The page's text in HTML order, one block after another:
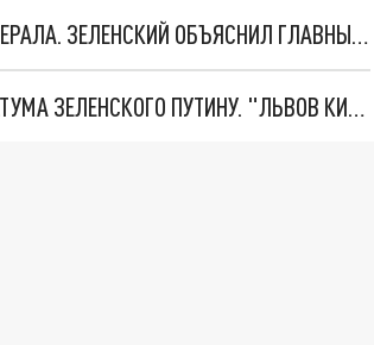
"МЫ ВАС ЗАСТАВИМ": ЖУТКИЕ ДЕТАЛИ ОХОТЫ НА ГЕНЕРАЛА. ЗЕЛЕНСКИЙ ОБЪЯСНИЛ ГЛАВНЫЙ СМЫСЛ ТЕРАКТА В ЦЕНТРЕ МОСКВЫ
НОВОЕ МАСШТАБНЕЙШЕЕ НАСТУПЛЕНИЕ. ТРИ УЛЬТИМАТУМА ЗЕЛЕНСКОГО ПУТИНУ. "ЛЬВОВ КИМА" ПОСТАВЯТ НА ПВО? ГЛОБАЛЬНЫЙ ПРОРЫВ ПОД ЗАПОРОЖЬЕМ